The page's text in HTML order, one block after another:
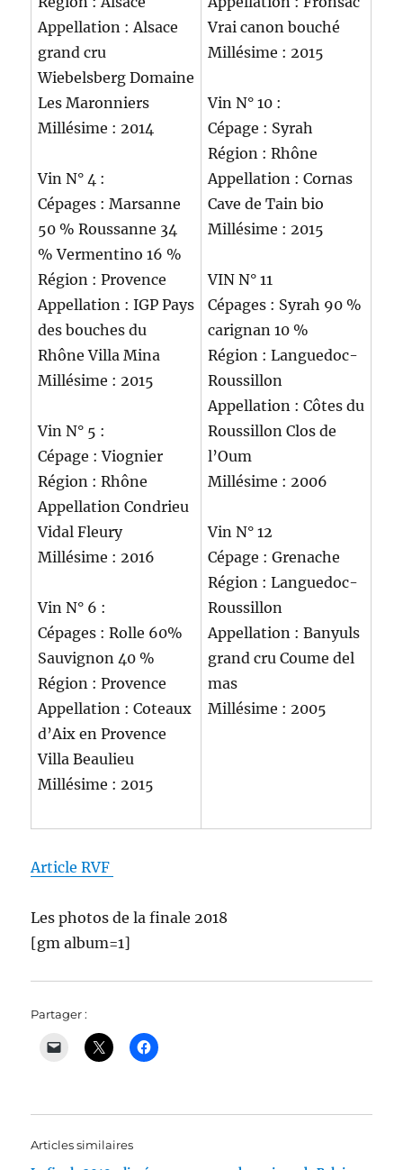
Appellation : Alsace
grand cru
Wiebelsberg Domaine
Les Maronniers
Millésime : 2014
Vin N° 4 :
Cépages : Marsanne
50 % Roussanne 34
% Vermentino 16 %
Région : Provence
Appellation : IGP Pays
des bouches du
Rhône Villa Mina
Millésime : 2015
Vin N° 5 :
Cépage : Viognier
Région : Rhône
Appellation Condrieu
Vidal Fleury
Millésime : 2016
Vin N° 6 :
Cépages : Rolle 60%
Sauvignon 40 %
Région : Provence
Appellation : Coteaux
d’Aix en Provence
Villa Beaulieu
Millésime : 2015
Vrai canon bouché
Millésime : 2015
Vin N° 10 :
Cépage : Syrah
Région : Rhône
Appellation : Cornas
Cave de Tain bio
Millésime : 2015
VIN N° 11
Cépages : Syrah 90 %
carignan 10 %
Région : Languedoc-
Roussillon
Appellation : Côtes du
Roussillon Clos de
l’Oum
Millésime : 2006
Vin N° 12
Cépage : Grenache
Région : Languedoc-
Roussillon
Appellation : Banyuls
grand cru Coume del
mas
Millésime : 2005
Article RVF
Les photos de la finale 2018
[gm album=1]
Partager :
Articles similaires